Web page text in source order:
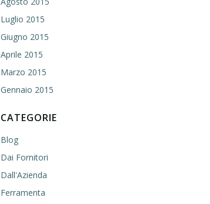
Luglio 2015
Giugno 2015
Aprile 2015
Marzo 2015
Gennaio 2015
CATEGORIE
Blog
Dai Fornitori
Dall'Azienda
Ferramenta